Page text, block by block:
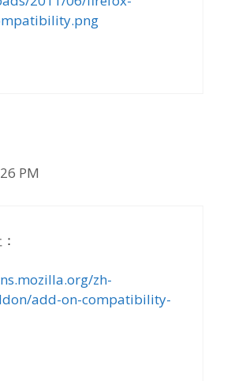
PM
zh-
add-on-compatibility-